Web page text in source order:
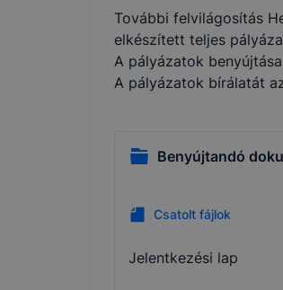
További felvilágosítás
elkészített teljes
A pályázatok
A pályázatok bírálatát
Benyújtandó
Csatolt fájlok
Jelentkezési lap